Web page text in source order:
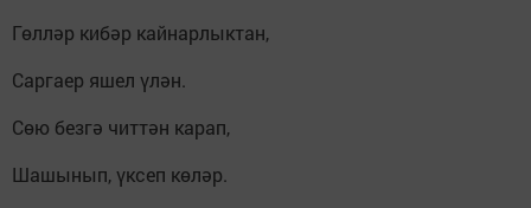
Гөлләр кибәр кайнарлыктан,
Саргаер яшел үлән.
Сөю безгә читтән карап,
Шашынып, үксеп көләр.